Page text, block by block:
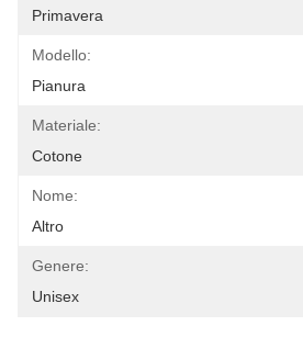
Primavera
Modello:
Pianura
Materiale:
Cotone
Nome:
Altro
Genere:
Unisex